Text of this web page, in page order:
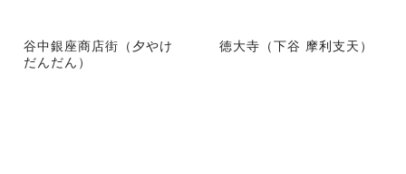
谷中銀座商店街（夕やけ
だんだん）
徳大寺（下谷 摩利支天）